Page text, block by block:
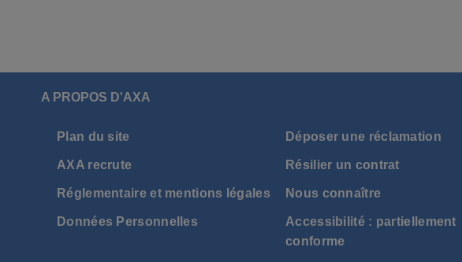
A PROPOS D'AXA
Plan du site Déposer une réclamation
AXA recrute Résilier un contrat
Réglementaire et mentions légales Nous connaître
Données Personnelles
Accessibilité : partiellement
conforme